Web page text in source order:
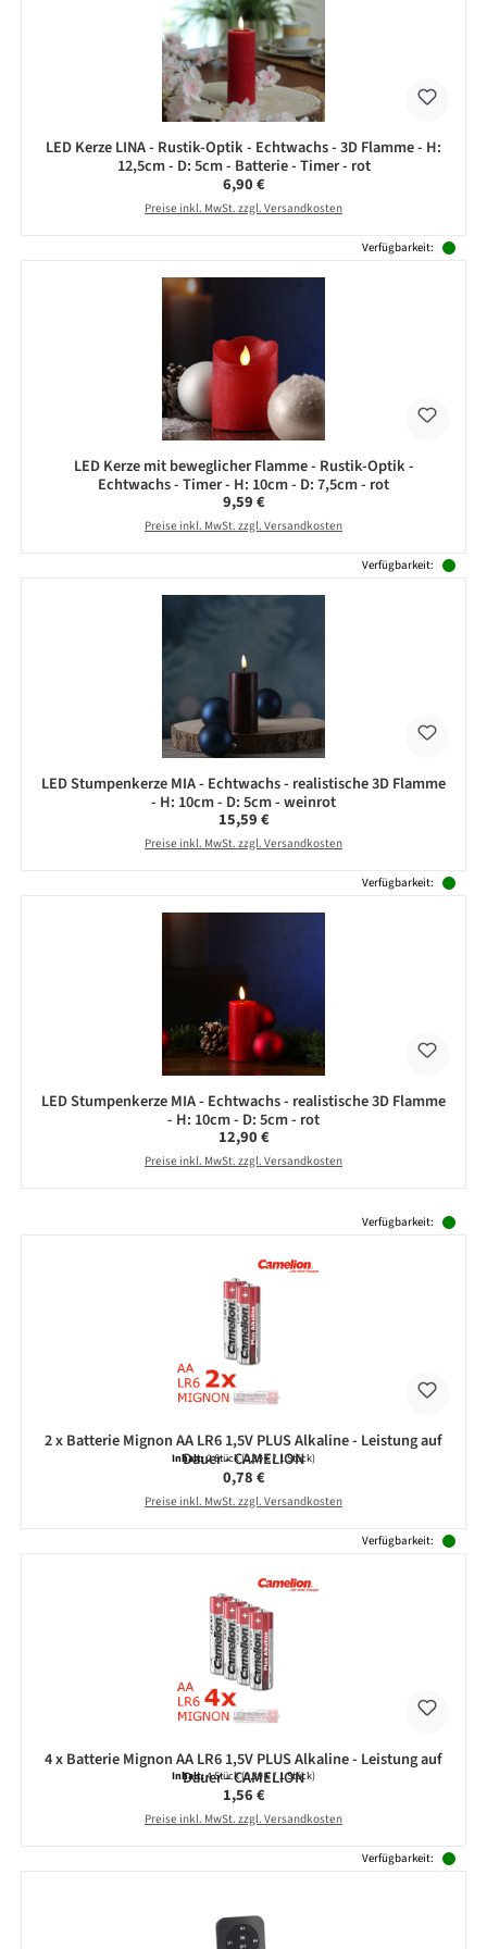
LED Kerze LINA - Rustik-Optik - Echtwachs - 3D Flamme - H:
12,5cm - D: 5cm - Batterie - Timer - rot
Regulärer Preis:
6,90 €
Preise inkl. MwSt. zzgl. Versandkosten
Verfügbarkeit:
LED Kerze mit beweglicher Flamme - Rustik-Optik -
Echtwachs - Timer - H: 10cm - D: 7,5cm - rot
Regulärer Preis:
9,59 €
Preise inkl. MwSt. zzgl. Versandkosten
Verfügbarkeit:
LED Stumpenkerze MIA - Echtwachs - realistische 3D Flamme
- H: 10cm - D: 5cm - weinrot
Regulärer Preis:
15,59 €
Preise inkl. MwSt. zzgl. Versandkosten
Verfügbarkeit:
LED Stumpenkerze MIA - Echtwachs - realistische 3D Flamme
- H: 10cm - D: 5cm - rot
Regulärer Preis:
12,90 €
Preise inkl. MwSt. zzgl. Versandkosten
Verfügbarkeit:
2 x Batterie Mignon AA LR6 1,5V PLUS Alkaline - Leistung auf
Dauer - CAMELION
Inhalt:2 Stück(0,39 € / 1 Stück)
Regulärer Preis:
0,78 €
Preise inkl. MwSt. zzgl. Versandkosten
Verfügbarkeit:
4 x Batterie Mignon AA LR6 1,5V PLUS Alkaline - Leistung auf
Dauer - CAMELION
Inhalt:4 Stück(0,39 € / 1 Stück)
Regulärer Preis:
1,56 €
Preise inkl. MwSt. zzgl. Versandkosten
Verfügbarkeit: